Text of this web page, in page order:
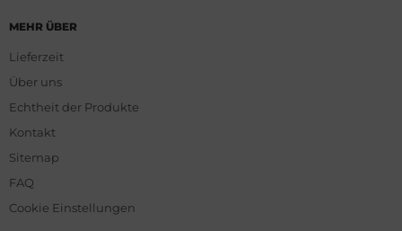
MEHR ÜBER
Lieferzeit
Über uns
Echtheit der Produkte
Kontakt
Sitemap
FAQ
Cookie Einstellungen